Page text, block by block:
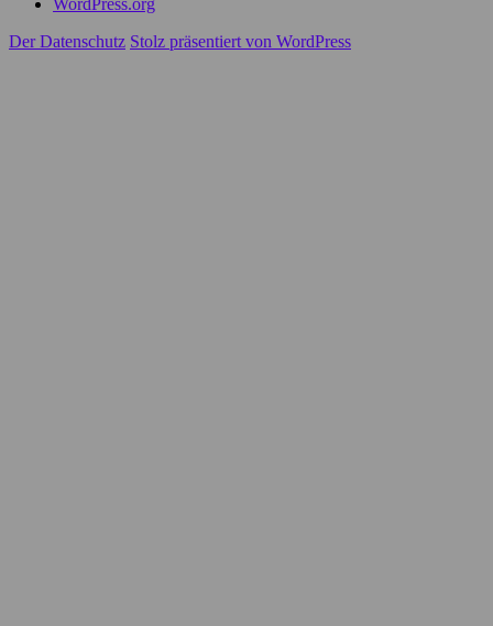
WordPress.org
Der Datenschutz Stolz präsentiert von WordPress